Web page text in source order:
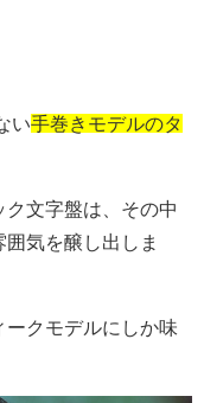
い手巻きモデルのタ
文字盤は、その中
気を醸し出しま
クモデルにしか味